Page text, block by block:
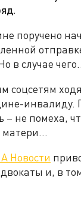
поручено
в случае
соцсетям
инвалиду.
– не помеха,
матери…
Новости
и, в